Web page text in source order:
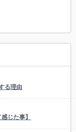
る理由
じた事】